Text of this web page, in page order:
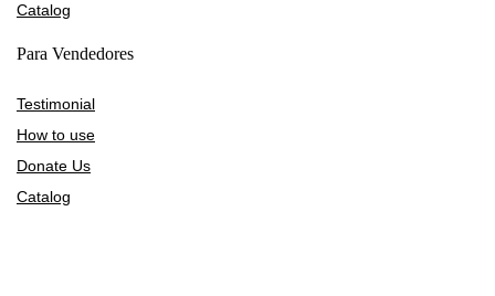
Catalog
Para Vendedores
Testimonial
How to use
Donate Us
Catalog